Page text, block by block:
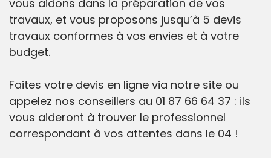
vous aidons dans la préparation de vos
travaux, et vous proposons jusqu’à 5 devis
travaux conformes à vos envies et à votre
budget.
Faites votre devis en ligne via notre site ou
appelez nos conseillers au 01 87 66 64 37 : ils
vous aideront à trouver le professionnel
correspondant à vos attentes dans le 04 !